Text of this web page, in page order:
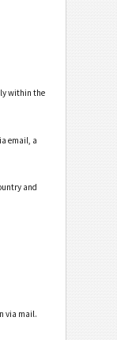
within the
email, a
and
via mail.